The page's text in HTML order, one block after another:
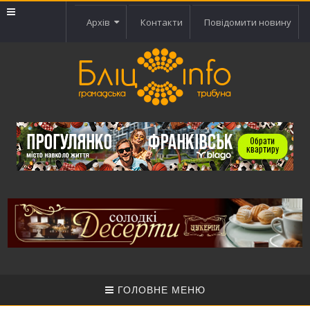
Архів Контакти Повідомити новину
ГОЛОВНЕ МЕНЮ